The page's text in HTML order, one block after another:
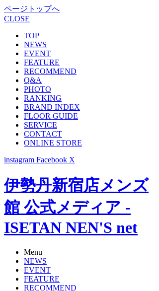
ページトップへ
CLOSE
TOP
NEWS
EVENT
FEATURE
RECOMMEND
Q&A
PHOTO
RANKING
BRAND INDEX
FLOOR GUIDE
SERVICE
CONTACT
ONLINE STORE
instagram Facebook X
伊勢丹新宿店メンズ
館 公式メディア -
ISETAN NEN'S net
Menu
NEWS
EVENT
FEATURE
RECOMMEND